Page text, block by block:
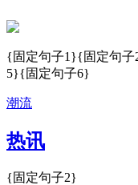
{固定句子1}{固定句
5}{固定句子6}
潮流
热讯
{固定句子2}